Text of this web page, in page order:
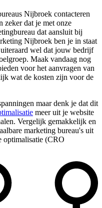
Nijbroek contacteren
dat je met onze
dat aansluit bij
Nijbroek ben je in staat
wel dat jouw bedrijf
Maak vandaag nog
voor het aanvragen van
wat de kosten zijn voor de
maar denk je dat dit
meer uit je website
Vergelijk gemakkelijk en
marketing bureau's uit
optimalisatie (CRO